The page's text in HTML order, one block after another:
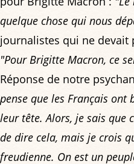
quelque chose qui nous
journalistes qui ne devait
"Pour Brigitte Macron, ce
Réponse de notre
pense que les Français ont
leur tête. Alors, je sais que
de dire cela, mais je crois
freudienne. On est un